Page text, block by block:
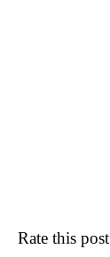
Rate this post